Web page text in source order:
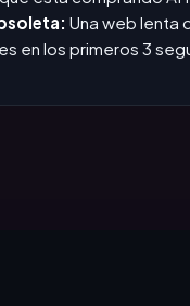
Si tardas +1h,
en Google:Si no
está comprando